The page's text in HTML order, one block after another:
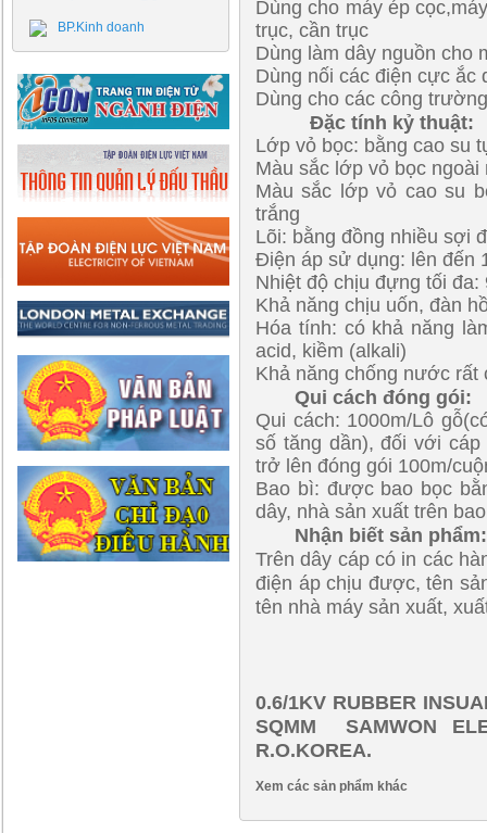
BP.Kinh doanh
Dùng cho máy ép
trục, cần trục
Dùng làm dây nguồn cho
Dùng nối các điện cực ắc
Dùng cho các công
Đặc tính kỷ thuật:
Lớp vỏ bọc: bằng cao su
Màu sắc lớp vỏ bọc ngoài
Màu sắc lớp vỏ cao su
trắng
Lõi: bằng đồng nhiều sợi
Điện áp sử dụng: lên đến
Nhiệt độ chịu đựng tối đa:
Khả năng chịu uốn, đàn
Hóa tính: có khả năng
acid, kiềm (alkali)
Khả năng chống nước rất
Qui cách đóng gói:
Qui cách: 1000m/Lô
số tăng dần), đối với
trở lên đóng gói 100m/
Bao bì: được bao bọc
dây, nhà sản xuất trên
Nhận biết sản phẩm:
Trên dây cáp có in các
điện áp chịu được, tên
tên nhà máy sản xuất,
0.6/1KV RUBBER
SQMM SAMWON
R.O.KOREA.
Xem các sản phẩm khác